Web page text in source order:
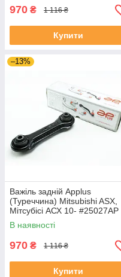
970 ₴ 1 116 ₴
Купити
–13%
Важіль задній Applus
(Туреччина) Mitsubishi ASX,
Мітсубісі АСХ 10- #25027AP
UALEXAR4
В наявності
970 ₴ 1 116 ₴
Купити